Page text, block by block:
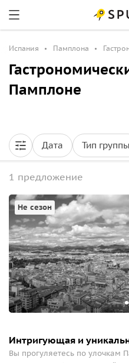
Испания Памплона
Памплоне
Дата Тип группы
1 предложение
Не сезон
Интригующая и
Вы прогуляетесь по улочкам